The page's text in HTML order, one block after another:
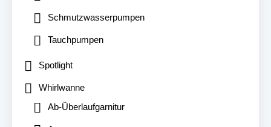
Schmutzwasserpumpen
Tauchpumpen
Spotlight
Whirlwanne
Ab-Überlaufgarnitur